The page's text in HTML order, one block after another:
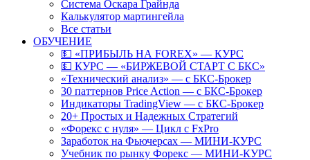
Система Оскара Грайнда
Калькулятор мартингейла
Все статьи
ОБУЧЕНИЕ
💵 «ПРИБЫЛЬ НА FOREX» — КУРС
💵 КУРС — «БИРЖЕВОЙ СТАРТ С БКС»
«Технический анализ» — с БКС-Брокер
30 паттернов Price Action — с БКС-Брокер
Индикаторы TradingView — с БКС-Брокер
20+ Простых и Надежных Стратегий
«Форекс с нуля» — Цикл с FxPro
Заработок на Фьючерсах — МИНИ-КУРС
Учебник по рынку Форекс — МИНИ-КУРС